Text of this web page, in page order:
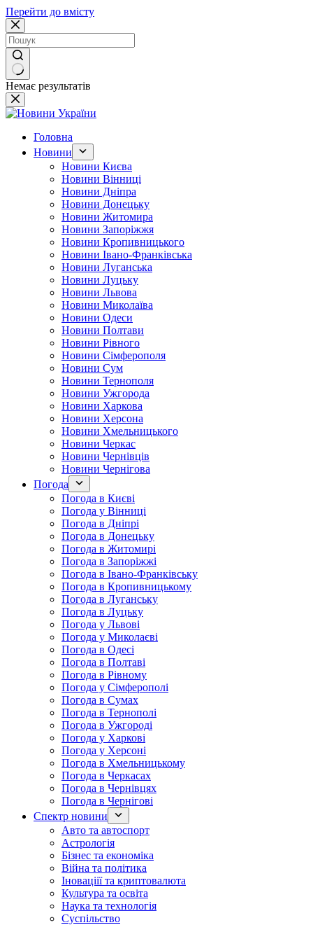
Перейти до вмісту
Немає результатів
Головна
Новини
Новини Києва
Новини Вінниці
Новини Дніпра
Новини Донецьку
Новини Житомира
Новини Запоріжжя
Новини Кропивницького
Новини Івано-Франківська
Новини Луганська
Новини Луцьку
Новини Львова
Новини Миколаїва
Новини Одеси
Новини Полтави
Новини Рівного
Новини Сімферополя
Новини Сум
Новини Тернополя
Новини Ужгорода
Новини Харкова
Новини Херсона
Новини Хмельницького
Новини Черкас
Новини Чернівців
Новини Чернігова
Погода
Погода в Києві
Погода у Вінниці
Погода в Дніпрі
Погода в Донецьку
Погода в Житомирі
Погода в Запоріжжі
Погода в Івано-Франківську
Погода в Кропивницькому
Погода в Луганську
Погода в Луцьку
Погода у Львові
Погода у Миколаєві
Погода в Одесі
Погода в Полтаві
Погода в Рівному
Погода у Сімферополі
Погода в Сумах
Погода в Тернополі
Погода в Ужгороді
Погода у Харкові
Погода у Херсоні
Погода в Хмельницькому
Погода в Черкасах
Погода в Чернівцях
Погода в Чернігові
Спектр новини
Авто та автоспорт
Астрологія
Бізнес та економіка
Війна та політика
Іноваціії та криптовалюта
Культура та освіта
Наука та технологія
Суспільство